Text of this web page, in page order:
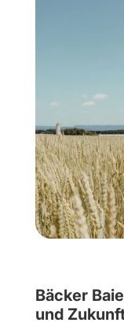
Bäcker
und